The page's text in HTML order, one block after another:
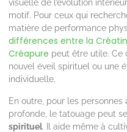
visuelle de l’évolution
motif. Pour ceux qui
matière de performance
différences entre la
Créapure peut être utile. Ce
nouvel éveil spirituel ou une
individuelle.
En outre, pour les
profonde, le tatouage peut
spirituel. Il aide même à